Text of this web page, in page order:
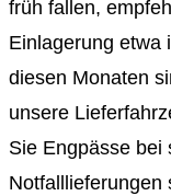
früh fallen,
Einlagerung etwa
diesen Monaten
unsere
Sie Engpässe bei
Notfalllieferungen